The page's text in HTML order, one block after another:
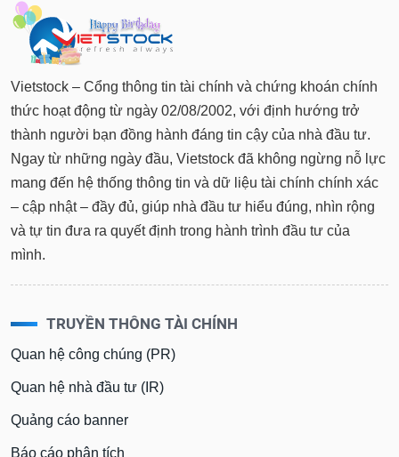
Vietstock – Cổng thông tin tài chính và chứng khoán chính
thức hoạt động từ ngày 02/08/2002, với định hướng trở
thành người bạn đồng hành đáng tin cậy của nhà đầu tư.
Ngay từ những ngày đầu, Vietstock đã không ngừng nỗ lực
mang đến hệ thống thông tin và dữ liệu tài chính chính xác
– cập nhật – đầy đủ, giúp nhà đầu tư hiểu đúng, nhìn rộng
và tự tin đưa ra quyết định trong hành trình đầu tư của
mình.
TRUYỀN THÔNG TÀI CHÍNH
Quan hệ công chúng (PR)
Quan hệ nhà đầu tư (IR)
Quảng cáo banner
Báo cáo phân tích